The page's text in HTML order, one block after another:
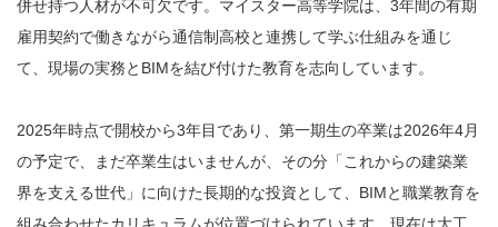
併せ持つ人材が不可欠です。マイスター高等学院は、3年間の有期
雇用契約で働きながら通信制高校と連携して学ぶ仕組みを通じ
て、現場の実務とBIMを結び付けた教育を志向しています。
2025年時点で開校から3年目であり、第一期生の卒業は2026年4月
の予定で、まだ卒業生はいませんが、その分「これからの建築業
界を支える世代」に向けた長期的な投資として、BIMと職業教育を